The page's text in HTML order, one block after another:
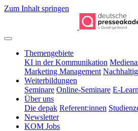
Zum Inhalt springen
Themengebiete
KI in der Kommunikation
Marketing Management
Weiterbildungen
Seminare Online-Seminare E-
Über uns
Die depak Referent:innen
Newsletter
KOM Jobs